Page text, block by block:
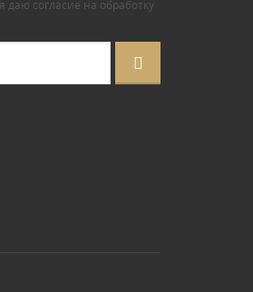
даю согласие на обработку